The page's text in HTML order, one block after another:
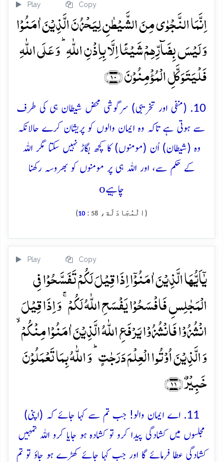
Play Copy
اِنَّمَا النَّجۡوٰی مِنَ الشَّیۡطٰنِ لِیَحۡزُنَ الَّذِیۡنَ اٰمَنُوۡا
وَ لَیۡسَ بِضَآرِّہِمۡ شَیۡئًا اِلَّا بِاِذۡنِ اللّٰہِ ؕ وَ عَلَی اللّٰہِ
فَلۡیَتَوَکَّلِ الۡمُؤۡمِنُوۡنَ ﴿۱۰﴾
10. (منفی اور تخریبی) سرگوشی محض شیطان ہی کی طرف
سے ہوتی ہے تاکہ وہ ایمان والوں کو پریشان کرے حالانکہ
وہ (شیطان) اُن (مومنوں) کا کچھ بگاڑ نہیں سکتا مگر اللہ
کے حکم سے، اور اللہ ہی پر مومنوں کو بھروسہ رکھنا
چاہیےo
(الْمُجَادَلَة، 58
:
10
)
Play Copy
یٰۤاَیُّہَا الَّذِیۡنَ اٰمَنُوۡۤا اِذَا قِیۡلَ لَکُمۡ تَفَسَّحُوۡا فِی
الۡمَجٰلِسِ فَافۡسَحُوۡا یَفۡسَحِ اللّٰہُ لَکُمۡ ۚ وَ اِذَا قِیۡلَ
انۡشُزُوۡا فَانۡشُزُوۡا یَرۡفَعِ اللّٰہُ الَّذِیۡنَ اٰمَنُوۡا مِنۡکُمۡ ۙ
وَ الَّذِیۡنَ اُوۡتُوا الۡعِلۡمَ دَرَجٰتٍ ؕ وَ اللّٰہُ بِمَا تَعۡمَلُوۡنَ
خَبِیۡرٌ ﴿۱۱﴾
11. اے ایمان والو! جب تم سے کہا جائے کہ (اپنی)
مجلسوں میں کشادگی پیدا کرو تو کشادہ ہو جایا کرو اللہ تمہیں
کشادگی عطا فرمائے گا اور جب کہا جائے کھڑے ہو جاؤ تو تم